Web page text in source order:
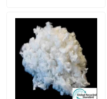
Producten
Over ons
Fabrieksreis